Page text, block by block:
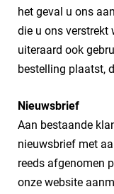
het geval u ons
die u ons verstrekt
uiteraard ook
bestelling plaatst,
Nieuwsbrief
Aan bestaande
nieuwsbrief met
reeds afgenomen
onze website